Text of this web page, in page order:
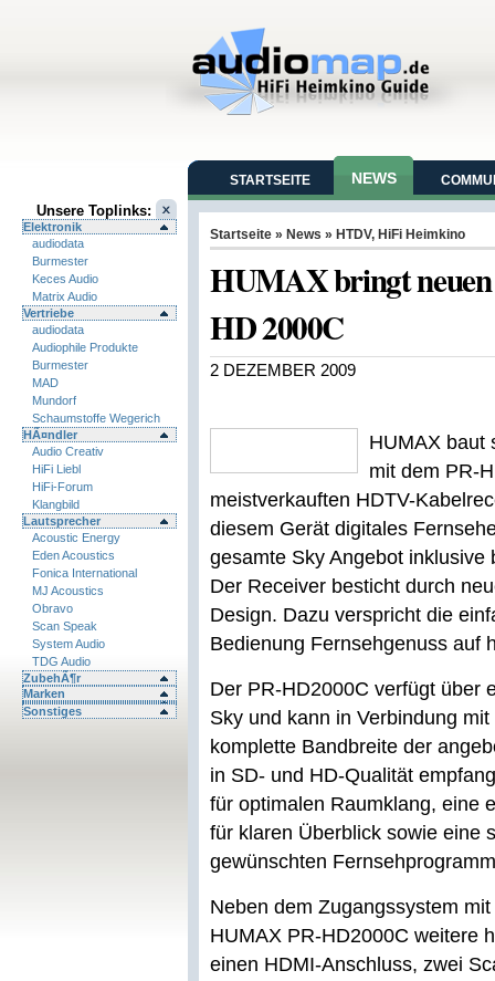
Unsere Toplinks:
Elektronik
audiodata
Burmester
Keces Audio
Matrix Audio
Vertriebe
audiodata
Audiophile Produkte
Burmester
MAD
Mundorf
Schaumstoffe Wegerich
HÃ¤ndler
Audio Creativ
HiFi Liebl
HiFi-Forum
Klangbild
Lautsprecher
Acoustic Energy
Eden Acoustics
Fonica International
MJ Acoustics
Obravo
Scan Speak
System Audio
TDG Audio
ZubehÃ¶r
Marken
Sonstiges
STARTSEITE NEWS
Startseite » News » HTDV, HiFi Heimkino
HUMAX bringt
HD 2000C
2 DEZEMBER 2009
HUMAX baut
mit dem PR-
meistverkauften HDTV-
diesem Gerät digitales
gesamte Sky Angebot
Der Receiver besticht durch
Design. Dazu verspricht die
Bedienung Fernsehgenuss auf
Der PR-HD2000C verfügt über
Sky und kann in Verbindung
komplette Bandbreite der
in SD- und HD-Qualität
für optimalen Raumklang, eine
für klaren Überblick sowie eine
gewünschten
Neben dem Zugangssystem
HUMAX PR-HD2000C weitere
einen HDMI-Anschluss, zwei